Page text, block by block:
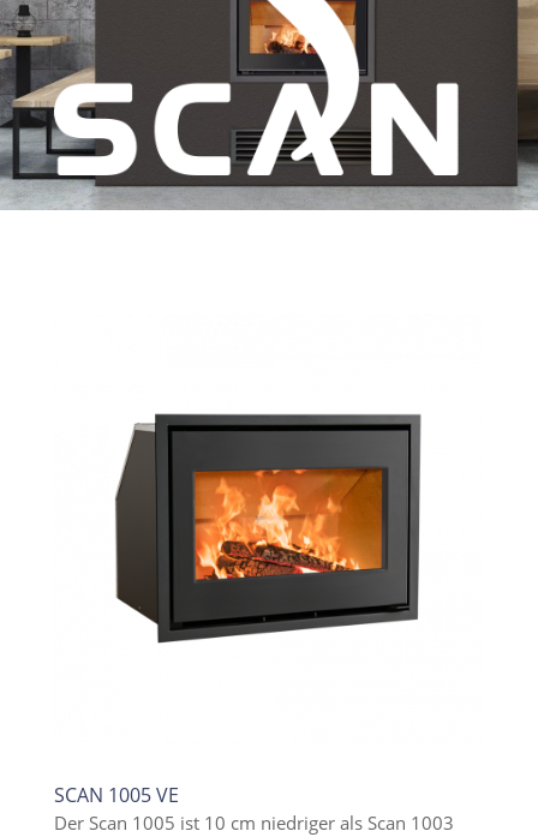
SCAN 1005 VE
Der Scan 1005 ist 10 cm niedriger als Scan 1003